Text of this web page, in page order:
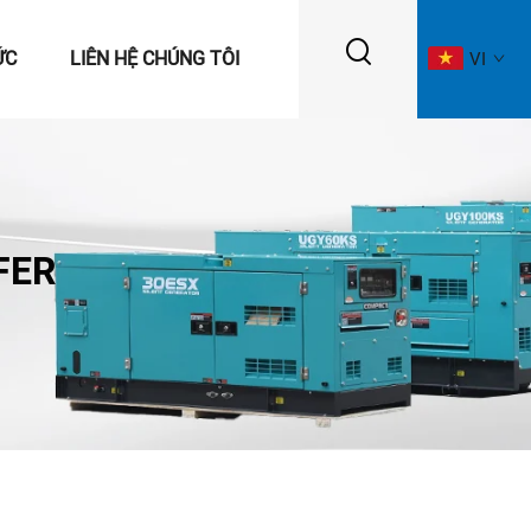
LIÊN HỆ CHÚNG TÔI VI